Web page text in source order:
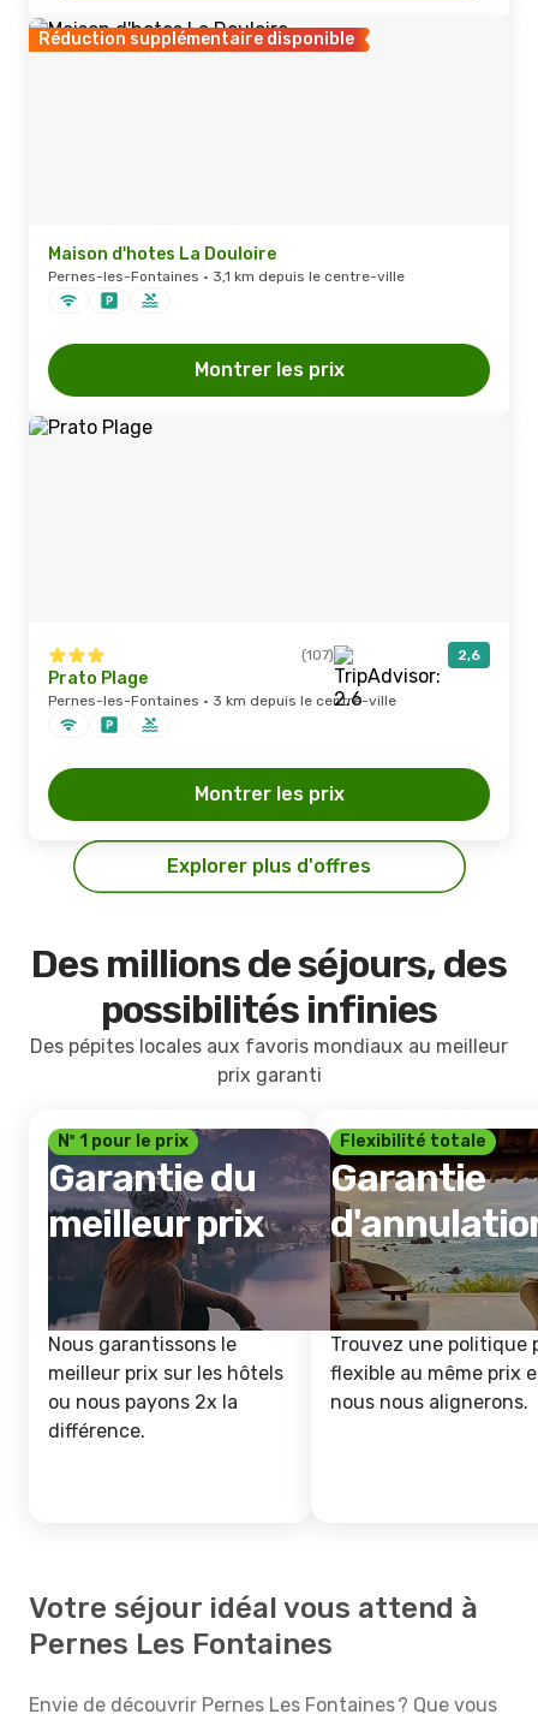
Réduction supplémentaire disponible
Maison d'hotes La Douloire
Pernes-les-Fontaines · 3,1 km depuis le centre-ville
Montrer les prix
(107) 2,6
Prato Plage
Pernes-les-Fontaines · 3 km depuis le centre-ville
Montrer les prix
Explorer plus d'offres
Des millions de séjours, des
possibilités infinies
Des pépites locales aux favoris mondiaux au meilleur
prix garanti
Nº 1 pour le prix
Garantie du
meilleur prix
Nous garantissons le
meilleur prix sur les hôtels
ou nous payons 2x la
différence.
Flexibilité totale
Garantie
Trouvez une politique
flexible au même prix
nous nous alignerons.
Votre séjour idéal vous attend à
Pernes Les Fontaines
Envie de découvrir Pernes Les Fontaines ? Que vous